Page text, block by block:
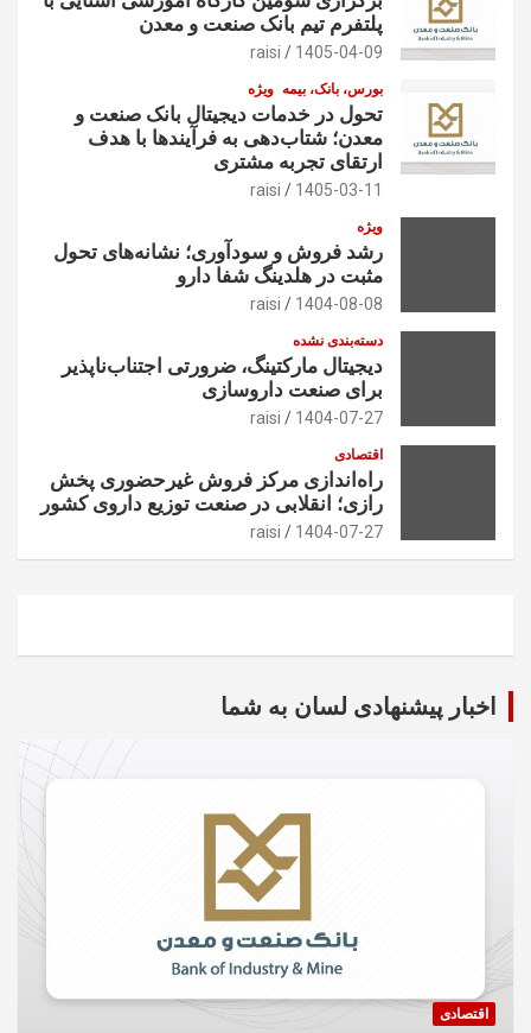
پلتفرم تیم بانک صنعت و معدن
1405-04-09
raisi
بورس، بانک، بیمه ویژه
تحول در خدمات دیجیتال بانک صنعت و
معدن؛ شتاب‌دهی به فرآیندها با هدف
ارتقای تجربه مشتری
1405-03-11
raisi
ویژه
رشد فروش و سودآوری؛ نشانه‌های تحول
مثبت در هلدینگ شفا دارو
1404-08-08
raisi
دسته‌بندی نشده
دیجیتال مارکتینگ، ضرورتی اجتناب‌ناپذیر
برای صنعت داروسازی
1404-07-27
raisi
اقتصادی
راه‌اندازی مرکز فروش غیرحضوری پخش
رازی؛ انقلابی در صنعت توزیع داروی کشور
1404-07-27
raisi
اخبار پیشنهادی لسان به شما
اقتصادی